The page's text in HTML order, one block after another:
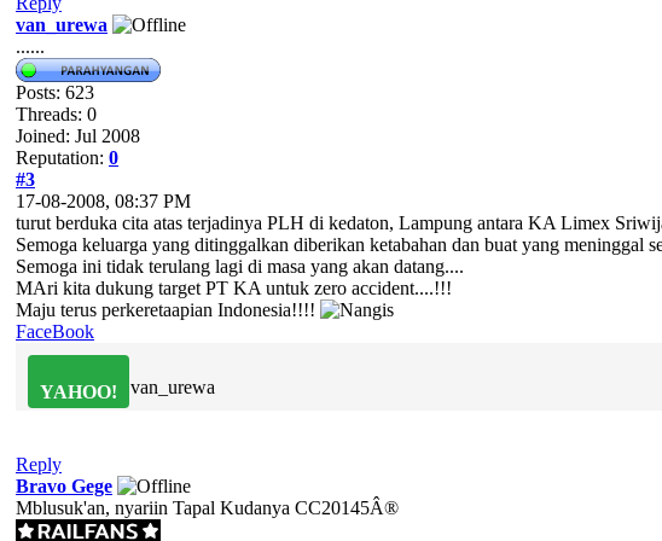
van_urewa
......
Posts: 623
Threads: 0
Joined: Jul 2008
Reputation: 0
#3
17-08-2008, 08:37 PM
turut berduka cita atas terjadinya PLH di kedaton, Lampung antara KA Limex
Semoga keluarga yang ditinggalkan diberikan ketabahan dan buat yang
Semoga ini tidak terulang lagi di masa yang akan datang....
MAri kita dukung target PT KA untuk zero accident....!!!
Maju terus perkeretaapian Indonesia!!!!
FaceBook
YAHOO! van_urewa
Reply
Bravo Gege
Mblusuk'an, nyariin Tapal Kudanya CC20145Â®